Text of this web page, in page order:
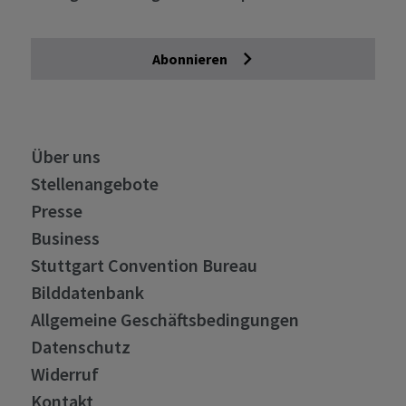
Abonnieren
Über uns
Stellenangebote
Presse
Business
Stuttgart Convention Bureau
Bilddatenbank
Allgemeine Geschäftsbedingungen
Datenschutz
Widerruf
Kontakt